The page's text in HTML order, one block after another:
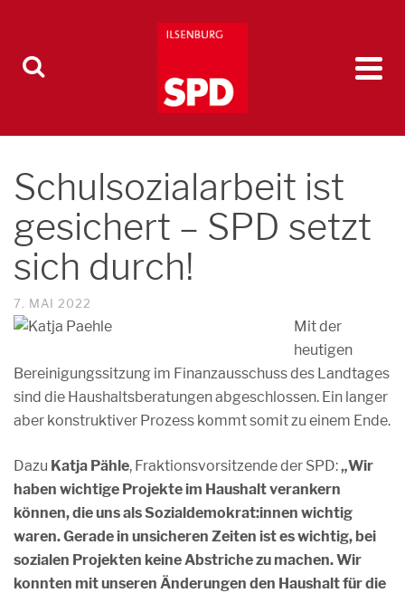
Schulsozialarbeit ist
gesichert – SPD setzt
sich durch!
7. MAI 2022
Mit der
heutigen
Bereinigungssitzung im Finanzausschuss des Landtages
sind die Haushaltsberatungen abgeschlossen. Ein langer
aber konstruktiver Prozess kommt somit zu einem Ende.
Dazu Katja Pähle, Fraktionsvorsitzende der SPD:„Wir
haben wichtige Projekte im Haushalt verankern
können, die uns als Sozialdemokrat:innen wichtig
waren. Gerade in unsicheren Zeiten ist es wichtig, bei
sozialen Projekten keine Abstriche zu machen. Wir
konnten mit unseren Änderungen den Haushalt für die